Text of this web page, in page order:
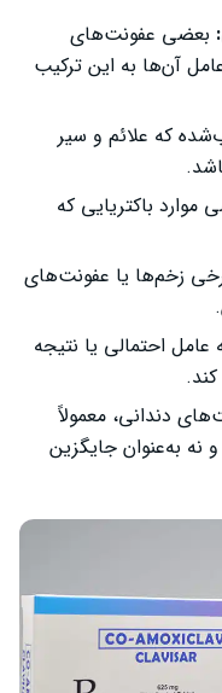
بعضی عفونت‌های
آن‌ها به این ترکیب
که علائم و سیر
موارد باکتریایی که
زخم‌ها یا عفونت‌های
احتمالی یا نتیجه
دندانی، معمولاً
نه به‌عنوان جایگزین